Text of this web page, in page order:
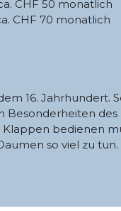
50 monatlich
70 monatlich
16. Jahrhundert.
Besonderheiten
Klappen bedienen
so viel zu tun.